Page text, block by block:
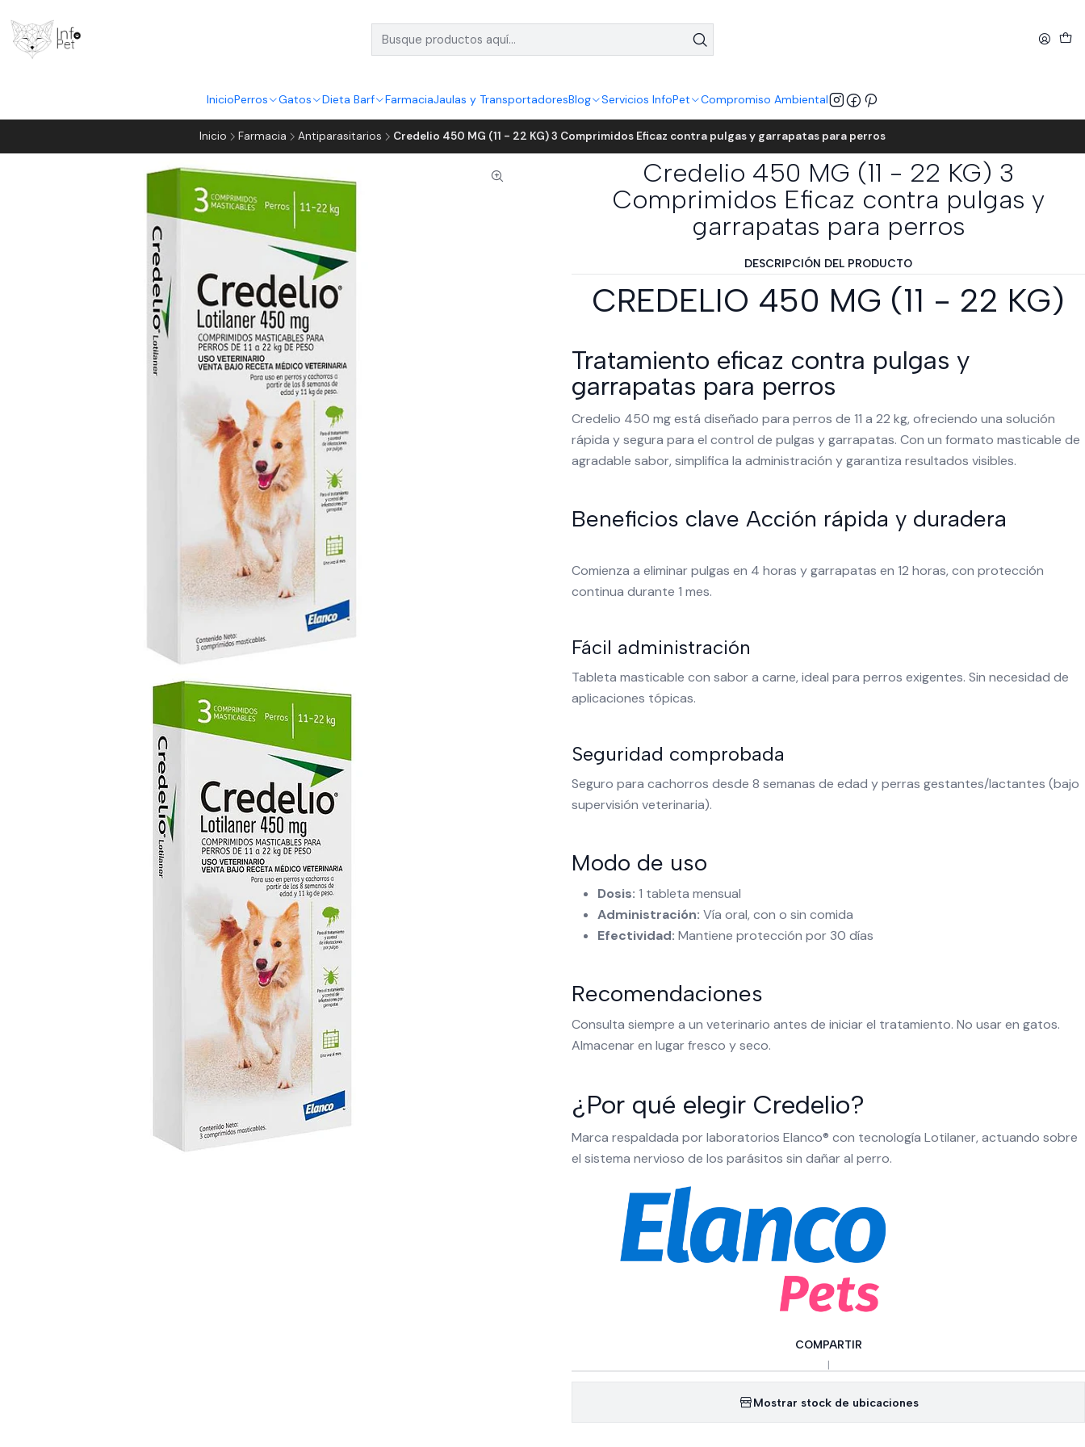
InicioPerros Gatos Dieta Barf FarmaciaJaulas y TransportadoresBlog Servicios InfoPet Compromiso Ambiental
Inicio Farmacia Antiparasitarios Credelio 450 MG (11 - 22 KG) 3 Comprimidos Eficaz contra pulgas y garrapatas para perros
Credelio 450 MG (11 - 22 KG) 3
Comprimidos Eficaz contra pulgas y
garrapatas para perros
DESCRIPCIÓN DEL PRODUCTO
CREDELIO 450 MG (11 - 22 KG)
Tratamiento eficaz contra pulgas y
garrapatas para perros
Credelio 450 mg está diseñado para perros de 11 a 22 kg, ofreciendo una solución
rápida y segura para el control de pulgas y garrapatas. Con un formato masticable de
agradable sabor, simplifica la administración y garantiza resultados visibles.
Beneficios clave Acción rápida y duradera
Comienza a eliminar pulgas en 4 horas y garrapatas en 12 horas, con protección
continua durante 1 mes.
Fácil administración
Tableta masticable con sabor a carne, ideal para perros exigentes. Sin necesidad de
aplicaciones tópicas.
Seguridad comprobada
Seguro para cachorros desde 8 semanas de edad y perras gestantes/lactantes (bajo
supervisión veterinaria).
Modo de uso
Dosis: 1 tableta mensual
Administración: Vía oral, con o sin comida
Efectividad: Mantiene protección por 30 días
Recomendaciones
Consulta siempre a un veterinario antes de iniciar el tratamiento. No usar en gatos.
Almacenar en lugar fresco y seco.
¿Por qué elegir Credelio?
Marca respaldada por laboratorios Elanco® con tecnología Lotilaner, actuando sobre
el sistema nervioso de los parásitos sin dañar al perro.
COMPARTIR
Mostrar stock de ubicaciones